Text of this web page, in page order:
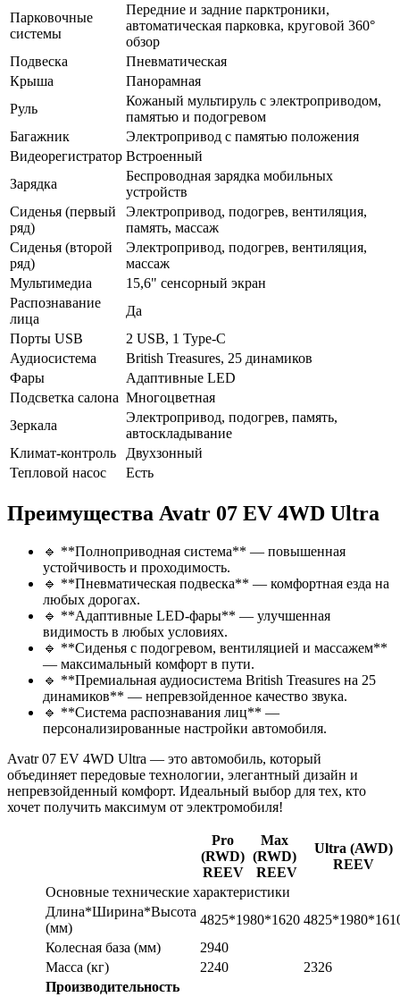
Парковочные
системы
Передние и задние парктроники,
автоматическая парковка, круговой 360°
обзор
Подвеска
Пневматическая
Крыша
Панорамная
Руль
Кожаный мультируль с электроприводом,
памятью и подогревом
Багажник
Электропривод с памятью положения
Видеорегистратор Встроенный
Зарядка
Беспроводная зарядка мобильных
устройств
Сиденья (первый
ряд)
Электропривод, подогрев, вентиляция,
память, массаж
Сиденья (второй
ряд)
Электропривод, подогрев, вентиляция,
массаж
Мультимедиа
15,6" сенсорный экран
Распознавание
лица
Да
Порты USB
2 USB, 1 Type-C
Аудиосистема
British Treasures, 25 динамиков
Фары
Адаптивные LED
Подсветка салона Многоцветная
Зеркала
Электропривод, подогрев, память,
автоскладывание
Климат-контроль
Двухзонный
Тепловой насос
Есть
Преимущества Avatr 07 EV 4WD Ultra
🔹 **Полноприводная система** — повышенная
устойчивость и проходимость.
🔹 **Пневматическая подвеска** — комфортная езда на
любых дорогах.
🔹 **Адаптивные LED-фары** — улучшенная
видимость в любых условиях.
🔹 **Сиденья с подогревом, вентиляцией и массажем**
— максимальный комфорт в пути.
🔹 **Премиальная аудиосистема British Treasures на 25
динамиков** — непревзойденное качество звука.
🔹 **Система распознавания лиц** —
персонализированные настройки автомобиля.
Avatr 07 EV 4WD Ultra — это автомобиль, который
объединяет передовые технологии, элегантный дизайн и
непревзойденный комфорт. Идеальный выбор для тех, кто
хочет получить максимум от электромобиля!
Pro
(RWD)
REEV
Max
(RWD)
REEV
Ultra (AWD)
REEV
Основные технические характеристики
Длина*Ширина*Высота
(мм)
4825*1980*1620
Колесная база (мм)
2940
Масса (кг)
2240
2326
Производительность